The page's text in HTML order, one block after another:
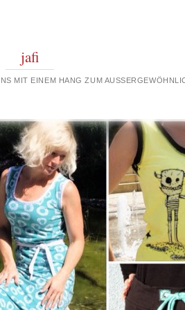
jafi
MIT EINEM HANG ZUM